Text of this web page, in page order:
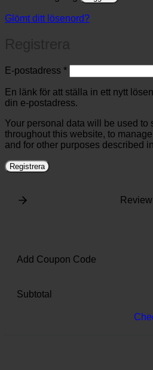
Glömt ditt lösenord?
E-postadress *Obligatoriskt
En länk för att ställa in ett nytt
din e-postadress.
Your personal data will be used to
throughout this website, to
and for other purposes described
Registrera
Add Coupon Code
Subtotal